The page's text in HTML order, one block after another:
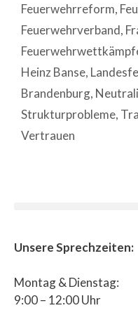
Feuerwehrreform,
Feuerwehrverband,
Heinz Banse,
Brandenburg,
Strukturprobleme,
Vertrauen
Unsere Sprechzeiten:
Montag & Dienstag:
9:00 – 12:00 Uhr